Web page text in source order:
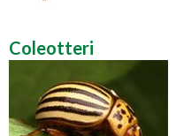
Coleotteri